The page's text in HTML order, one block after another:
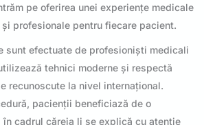
pe oferirea unei experiențe medicale
profesionale pentru fiecare pacient.
sunt efectuate de profesioniști medicali
tehnici moderne și respectă
recunoscute la nivel internațional.
pacienții beneficiază de o
cadrul căreia li se explică cu atenție